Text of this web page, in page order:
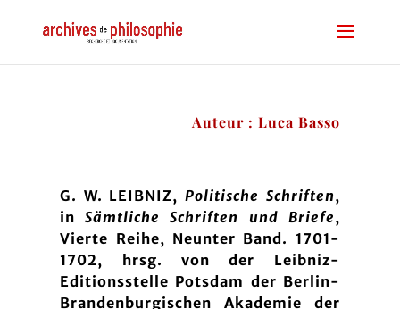
Auteur : Luca Basso
G. W. LEIBNIZ,Politische Schriften,
inSämtliche Schriften und Briefe,
Vierte Reihe, Neunter Band. 1701-
1702, hrsg. von der Leibniz-
Editionsstelle Potsdam der Berlin-
Brandenburgischen Akademie der